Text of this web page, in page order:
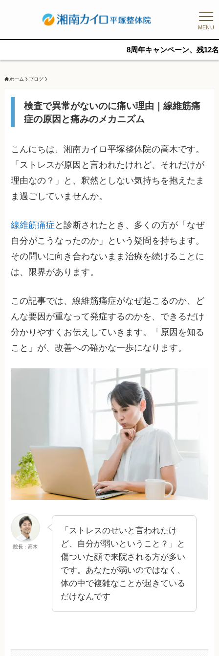
MENU
8周年キャンペーン、残12名/8日(土
ホーム ブログ
検査で異常がないのに痛い理由｜線維筋痛
症の原因と痛みのメカニズム
こんにちは、湘南カイロ平塚整体院の高木です。
「ストレスが原因と言われたけれど、それだけが
理由なの？」と、釈然としない気持ちを抱えたま
ま過ごしていませんか。
線維筋痛症 と診断されたとき、多くの方が「なぜ
自分がこうなったのか」という疑問を持ちます。
その問いに向き合わないまま治療を続けることに
は、限界があります。
この記事では、線維筋痛症がなぜ起こるのか、ど
んな要因が重なって発症するのかを、できるだけ
分かりやすくお伝えしていきます。「原因を知る
こと」が、改善への確かな一歩になります。
院長：高木
「ストレスのせいと言われたけ
ど、自分が弱いということ？」と
傷ついた顔で来院される方が多い
です。あなたが弱いのではなく、
体の中で複雑なことが起きている
だけなんです